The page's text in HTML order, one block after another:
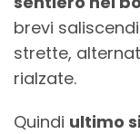
brevi
strette,
rialzate.
Quindi ultimo